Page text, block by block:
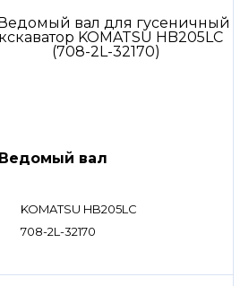
Ведомый вал
KOMATSU HB205LC
708-2L-32170